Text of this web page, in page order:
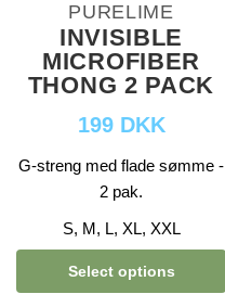
PURELIME
INVISIBLE
MICROFIBER
THONG 2 PACK
199 DKK
G-streng med flade sømme -
2 pak.
S, M, L, XL, XXL
Select options